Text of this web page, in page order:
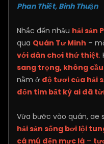
Phan Thiết, Bình Thuận​
Nhắc đến nhậu hải sản
qua Quán Tư Minh –
với dân chơi thứ thiệt.
sang trọng, không
nằm ở độ tươi của hải
đốn tim bất kỳ ai đã
Vừa bước vào quán, ae
hải sản sống bơi lội
cá mú đến mực lá –